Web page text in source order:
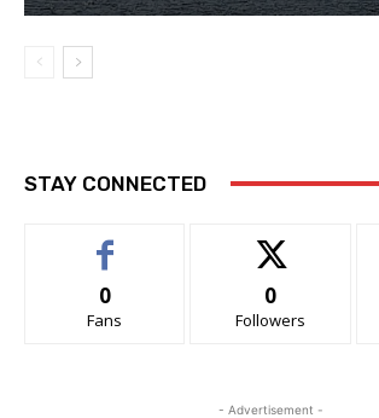
STAY CONNECTED
0
Fans
0
Followers
- Advertisement -